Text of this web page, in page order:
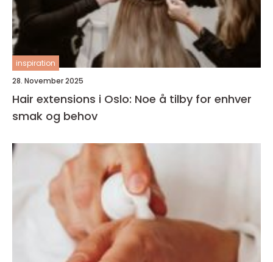
inspiration
28. November 2025
Hair extensions i Oslo: Noe å tilby for enhver
smak og behov